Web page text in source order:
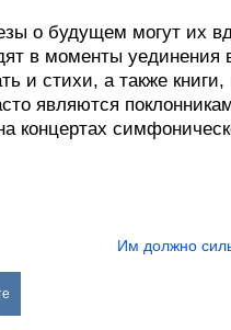
о будущем могут их
в моменты уединения
и стихи, а также
являются
концертах
Им должно